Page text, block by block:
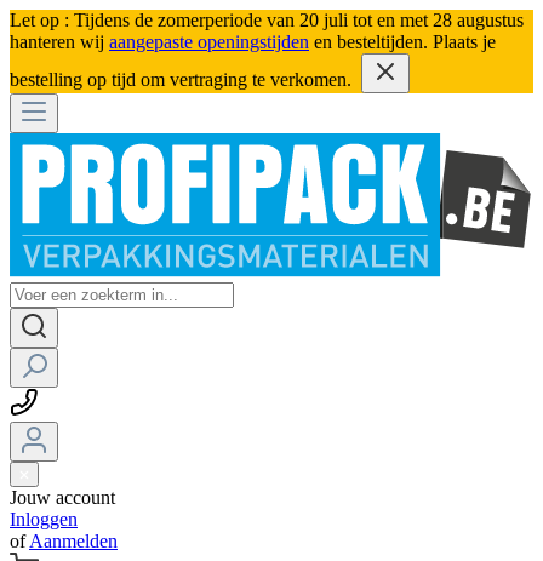
Let op : Tijdens de zomerperiode van 20 juli tot en met 28 augustus
hanteren wij aangepaste openingstijden en besteltijden. Plaats je
bestelling op tijd om vertraging te verkomen.
Jouw account
Inloggen
ofAanmelden